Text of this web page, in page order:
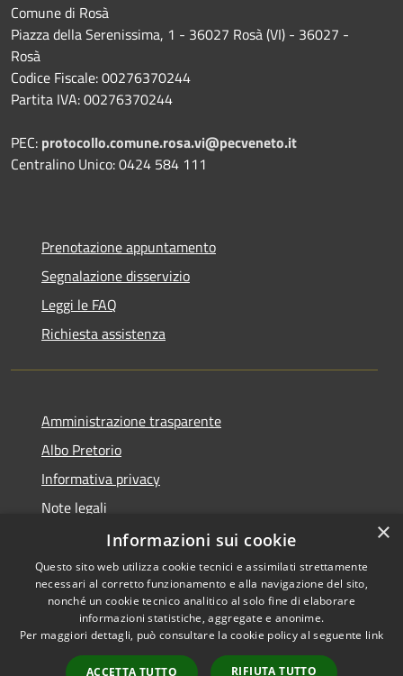
Comune di Rosà
Piazza della Serenissima, 1 - 36027 Rosà (VI) - 36027 -
Rosà
Codice Fiscale: 00276370244
Partita IVA: 00276370244
PEC: protocollo.comune.rosa.vi@pecveneto.it
Centralino Unico: 0424 584 111
Prenotazione appuntamento
Segnalazione disservizio
Leggi le FAQ
Richiesta assistenza
Amministrazione trasparente
Albo Pretorio
Informativa privacy
Note legali
Dichiarazione di accessibilità
RSS
Accessibilità
Copyright © 2026 • Comune di
Rosà • Powered by
Municipium• Accesso
×
Informazioni sui cookie
Questo sito web utilizza cookie tecnici e assimilati strettamente
necessari al corretto funzionamento e alla navigazione del sito,
nonché un cookie tecnico analitico al solo fine di elaborare
informazioni statistiche, aggregate e anonime.
Per maggiori dettagli, può consultare la cookie policy al seguente link
ACCETTA TUTTO RIFIUTA TUTTO